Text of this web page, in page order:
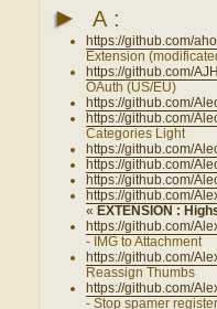
► A :
https://github.com/
Extension
https://github.com/
OAuth (US/EU)
https://github.com/
https://github.com/
Categories Light
https://github.com/
https://github.com/
https://github.com/
https://github.com/
« EXTENSION :
https://github.com/
- IMG to Attachment
https://github.com/
Reassign Thumbs
https://github.com/
- Stop spamer register